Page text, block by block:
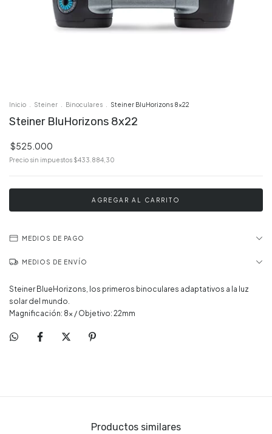
Inicio Steiner Binoculares Steiner BluHorizons 8x22
Steiner BluHorizons 8x22
$525.000
Precio sin impuestos $433.884,30
MEDIOS DE PAGO
MEDIOS DE ENVÍO
Steiner BlueHorizons, los primeros binoculares adaptativos a la luz
solar del mundo.
Magnificación: 8x / Objetivo: 22mm
Productos similares